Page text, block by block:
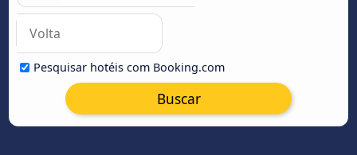
Pesquisar hotéis com Booking.com
Buscar